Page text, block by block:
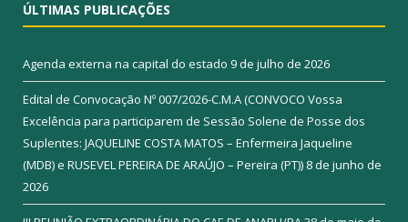
ÚLTIMAS PUBLICAÇÕES
Agenda externa na capital do estado 9 de julho de 2026
Edital de Convocação Nº 007/2026-C.M.A (CONVOCO Vossa
Excelência para participarem de Sessão Solene de Posse dos
Suplentes: JAQUELINE COSTA MATOS – Enfermeira Jaqueline
(MDB) e RUSEVEL PEREIRA DE ARAÚJO – Pereira (PT)) 8 de junho de
2026